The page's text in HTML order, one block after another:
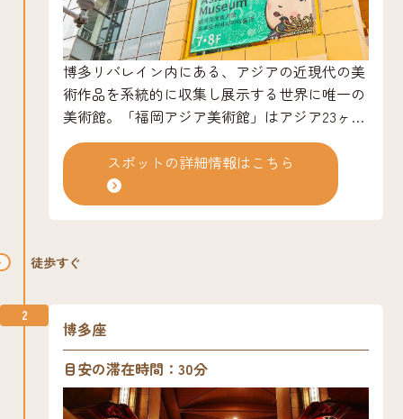
博多リバレイン内にある、アジアの近現代の美
術作品を系統的に収集し展示する世界に唯一の
美術館。「福岡アジア美術館」はアジア23ヶ
国・地域の美術作品約2900点を所蔵・展示。作
品展示だけにとどまらず、アジアのアーティス
トを招いての制作やワークショップなども行っ
ています。また、ミュージアムショップには、
す。
スポットの詳細情報はこちら
徒歩すぐ
2
博多座
目安の滞在時間：30分